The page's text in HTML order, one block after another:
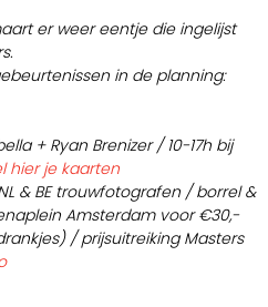
er weer eentje die ingelijst
in de planning:
+ Ryan Brenizer / 10-17h bij
hier je kaarten
& BE trouwfotografen / borrel &
Amsterdam voor €30,-
/ prijsuitreiking Masters